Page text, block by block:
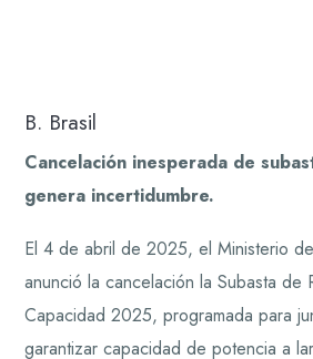
B. Brasil
Cancelación inesperada de
genera incertidumbre.
El 4 de abril de 2025, el Ministerio
anunció la cancelación la Subasta de
Capacidad 2025, programada para
garantizar capacidad de potencia a